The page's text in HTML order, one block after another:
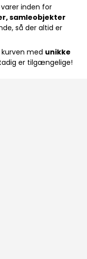
inden for
samleobjekter
så der altid er
med unikke
er tilgængelige!